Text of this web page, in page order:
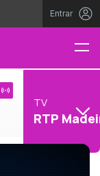
Entrar
TV
RTP